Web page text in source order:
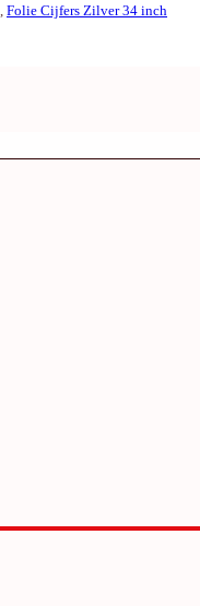
Folie Cijfers Zilver 34 inch